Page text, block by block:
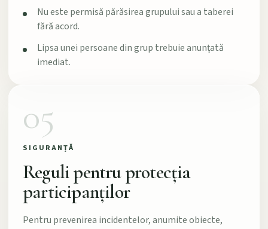
Nu este permisă părăsirea grupului sau a taberei
fără acord.
Lipsa unei persoane din grup trebuie anunțată
imediat.
05
SIGURANȚĂ
Reguli pentru protecția
participanților
Pentru prevenirea incidentelor, anumite obiecte,